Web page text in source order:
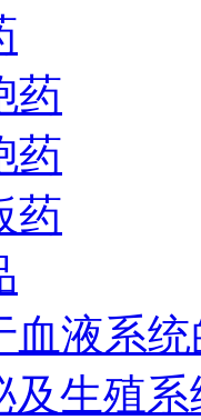
药
药
药
血液系
及生殖